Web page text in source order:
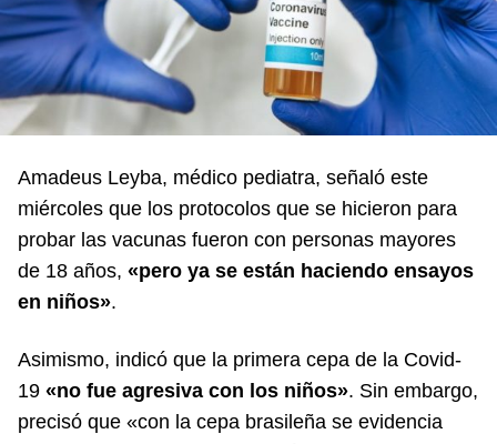
Amadeus Leyba, médico pediatra, señaló este
miércoles que los protocolos que se hicieron para
probar las vacunas fueron con personas mayores
de 18 años, «pero ya se están haciendo ensayos
en niños».
Asimismo, indicó que la primera cepa de la Covid-
19 «no fue agresiva con los niños». Sin embargo,
precisó que «con la cepa brasileña se evidencia